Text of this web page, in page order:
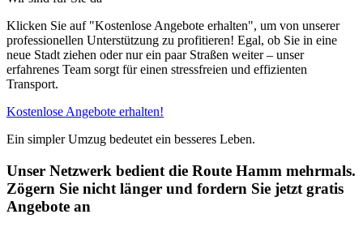
Klicken Sie auf "Kostenlose Angebote erhalten", um von unserer
professionellen Unterstützung zu profitieren! Egal, ob Sie in eine
neue Stadt ziehen oder nur ein paar Straßen weiter – unser
erfahrenes Team sorgt für einen stressfreien und effizienten
Transport.
Kostenlose Angebote erhalten!
Ein simpler Umzug bedeutet ein besseres Leben.
Unser Netzwerk bedient die Route Hamm mehrmals.
Zögern Sie nicht länger und fordern Sie jetzt gratis
Angebote an